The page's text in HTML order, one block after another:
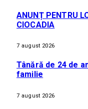
ANUNȚ PENTRU
CIOCADIA
7 august 2026
Tânără de 24 de
familie
7 august 2026